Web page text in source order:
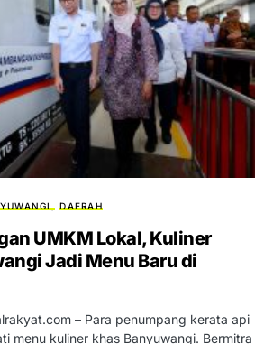
DAERAH
UMKM Lokal, Kuliner
Jadi Menu Baru di
– Para penumpang kerata api
menu kuliner khas Banyuwangi. Bermitra